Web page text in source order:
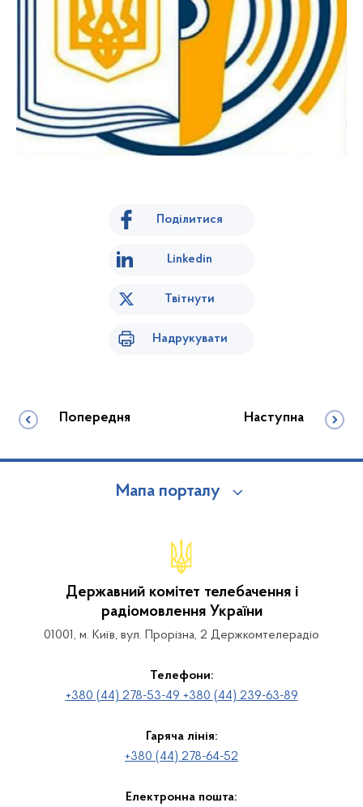
Поділитися
Linkedin
Твітнути
Надрукувати
Попередня Наступна
Мапа порталу
Державний комітет телебачення і
радіомовлення України
01001, м. Київ, вул. Прорізна, 2 Держкомтелерадіо
Телефони:
+380 (44) 278-53-49 +380 (44) 239-63-89
Гаряча лінія:
+380 (44) 278-64-52
Електронна пошта: